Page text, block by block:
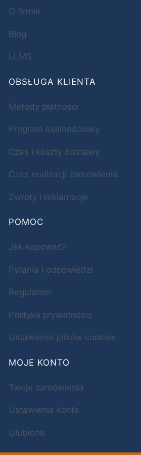
O firmie
Blog
LLMS
OBSŁUGA KLIENTA
Metody płatności
Program lojalnościowy
Czas i koszty dostawy
Czas realizacji zamówienia
Zwroty i reklamacje
POMOC
Jak kupować?
Pytania i odpowiedzi
Regulamin
Polityka prywatności
Ustawienia plików cookies
MOJE KONTO
Twoje zamówienia
Ustawienia konta
Ulubione